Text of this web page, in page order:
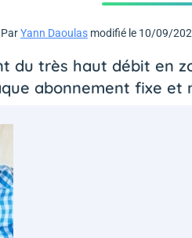
ParYann Daoulas modifié le 10/09/
du très haut débit en
abonnement fixe